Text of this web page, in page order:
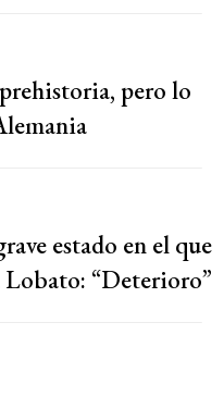
pero lo
estado en el que
Lobato: “Deterioro”